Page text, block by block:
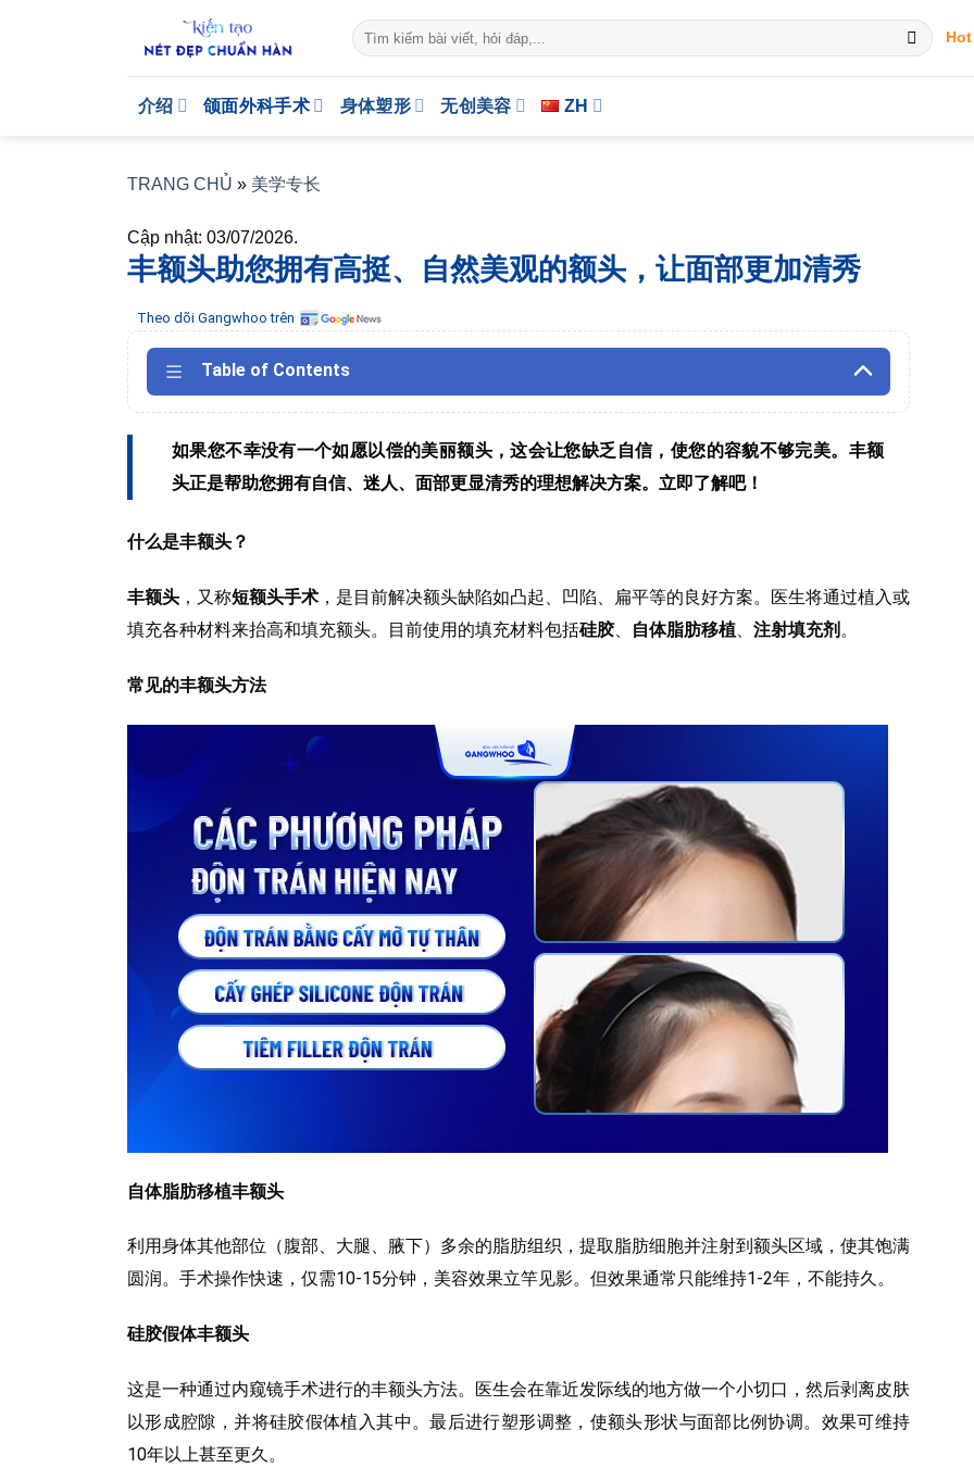
介绍 颌面外科手术 身体塑形 无创美容 ZH
TRANG CHỦ » 美学专长
Cập nhật: 03/07/2026.
丰额头助您拥有高挺、自然美观的额头，让面部更加清秀
Theo dõi Gangwhoo trên
Table of Contents
如果您不幸没有一个如愿以偿的美丽额头，这会让您缺乏自信，使您的容貌不够完美。丰额
头正是帮助您拥有自信、迷人、面部更显清秀的理想解决方案。立即了解吧！
什么是丰额头？
丰额头 ，又称短额头手术 ，是目前解决额头缺陷如凸起、凹陷、扁平等的良好方案。医生将通过植入或
填充各种材料来抬高和填充额头。目前使用的填充材料包括硅胶、 自体脂肪移植、 注射填充剂 。
常见的丰额头方法
自体脂肪移植丰额头
利用身体其他部位（腹部、大腿、腋下）多余的脂肪组织，提取脂肪细胞并注射到额头区域，使其饱满
圆润。手术操作快速，仅需10-15分钟，美容效果立竿见影。但效果通常只能维持1-2年，不能持久。
硅胶假体丰额头
这是一种通过内窥镜手术进行的丰额头方法。医生会在靠近发际线的地方做一个小切口，然后剥离皮肤
以形成腔隙，并将硅胶假体植入其中。最后进行塑形调整，使额头形状与面部比例协调。效果可维持
10年以上甚至更久。